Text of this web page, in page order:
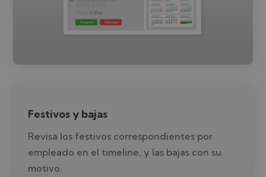
Festivos y bajas
Revisa los festivos correspondientes por
empleado en el timeline, y las bajas con su
motivo.